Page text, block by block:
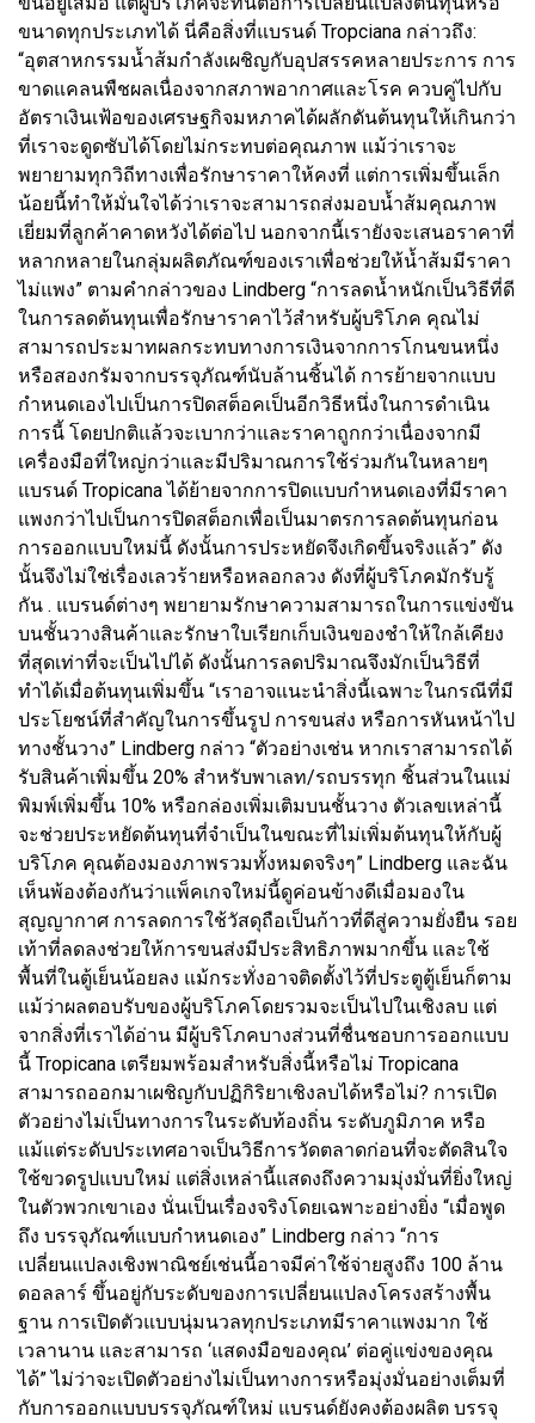
ขนาดทุกประเภทได้ นี่คือสิ่งที่แบรนด์ Tropciana กล่าวถึง:
“อุตสาหกรรมน้ำส้มกำลังเผชิญกับอุปสรรคหลายประการ การ
ขาดแคลนพืชผลเนื่องจากสภาพอากาศและโรค ควบคู่ไปกับ
อัตราเงินเฟ้อของเศรษฐกิจมหภาคได้ผลักดันต้นทุนให้เกินกว่า
ที่เราจะดูดซับได้โดยไม่กระทบต่อคุณภาพ แม้ว่าเราจะ
พยายามทุกวิถีทางเพื่อรักษาราคาให้คงที่ แต่การเพิ่มขึ้นเล็ก
น้อยนี้ทำให้มั่นใจได้ว่าเราจะสามารถส่งมอบน้ำส้มคุณภาพ
เยี่ยมที่ลูกค้าคาดหวังได้ต่อไป นอกจากนี้เรายังจะเสนอราคาที่
หลากหลายในกลุ่มผลิตภัณฑ์ของเราเพื่อช่วยให้น้ำส้มมีราคา
ไม่แพง” ตามคำกล่าวของ Lindberg “การลดน้ำหนักเป็นวิธีที่ดี
ในการลดต้นทุนเพื่อรักษาราคาไว้สำหรับผู้บริโภค คุณไม่
สามารถประมาทผลกระทบทางการเงินจากการโกนขนหนึ่ง
หรือสองกรัมจากบรรจุภัณฑ์นับล้านชิ้นได้ การย้ายจากแบบ
กำหนดเองไปเป็นการปิดสต็อคเป็นอีกวิธีหนึ่งในการดำเนิน
การนี้ โดยปกติแล้วจะเบากว่าและราคาถูกกว่าเนื่องจากมี
เครื่องมือที่ใหญ่กว่าและมีปริมาณการใช้ร่วมกันในหลายๆ
แบรนด์ Tropicana ได้ย้ายจากการปิดแบบกำหนดเองที่มีราคา
แพงกว่าไปเป็นการปิดสต็อกเพื่อเป็นมาตรการลดต้นทุนก่อน
การออกแบบใหม่นี้ ดังนั้นการประหยัดจึงเกิดขึ้นจริงแล้ว” ดัง
นั้นจึงไม่ใช่เรื่องเลวร้ายหรือหลอกลวง ดังที่ผู้บริโภคมักรับรู้
กัน . แบรนด์ต่างๆ พยายามรักษาความสามารถในการแข่งขัน
บนชั้นวางสินค้าและรักษาใบเรียกเก็บเงินของชำให้ใกล้เคียง
ที่สุดเท่าที่จะเป็นไปได้ ดังนั้นการลดปริมาณจึงมักเป็นวิธีที่
ทำได้เมื่อต้นทุนเพิ่มขึ้น “เราอาจแนะนำสิ่งนี้เฉพาะในกรณีที่มี
ประโยชน์ที่สำคัญในการขึ้นรูป การขนส่ง หรือการหันหน้าไป
ทางชั้นวาง” Lindberg กล่าว “ตัวอย่างเช่น หากเราสามารถได้
รับสินค้าเพิ่มขึ้น 20% สำหรับพาเลท/รถบรรทุก ชิ้นส่วนในแม่
พิมพ์เพิ่มขึ้น 10% หรือกล่องเพิ่มเติมบนชั้นวาง ตัวเลขเหล่านี้
จะช่วยประหยัดต้นทุนที่จำเป็นในขณะที่ไม่เพิ่มต้นทุนให้กับผู้
บริโภค คุณต้องมองภาพรวมทั้งหมดจริงๆ” Lindberg และฉัน
เห็นพ้องต้องกันว่าแพ็คเกจใหม่นี้ดูค่อนข้างดีเมื่อมองใน
สุญญากาศ การลดการใช้วัสดุถือเป็นก้าวที่ดีสู่ความยั่งยืน รอย
เท้าที่ลดลงช่วยให้การขนส่งมีประสิทธิภาพมากขึ้น และใช้
พื้นที่ในตู้เย็นน้อยลง แม้กระทั่งอาจติดตั้งไว้ที่ประตูตู้เย็นก็ตาม
แม้ว่าผลตอบรับของผู้บริโภคโดยรวมจะเป็นไปในเชิงลบ แต่
จากสิ่งที่เราได้อ่าน มีผู้บริโภคบางส่วนที่ชื่นชอบการออกแบบ
นี้ Tropicana เตรียมพร้อมสำหรับสิ่งนี้หรือไม่ Tropicana
สามารถออกมาเผชิญกับปฏิกิริยาเชิงลบได้หรือไม่? การเปิด
ตัวอย่างไม่เป็นทางการในระดับท้องถิ่น ระดับภูมิภาค หรือ
แม้แต่ระดับประเทศอาจเป็นวิธีการวัดตลาดก่อนที่จะตัดสินใจ
ใช้ขวดรูปแบบใหม่ แต่สิ่งเหล่านี้แสดงถึงความมุ่งมั่นที่ยิ่งใหญ่
ในตัวพวกเขาเอง นั่นเป็นเรื่องจริงโดยเฉพาะอย่างยิ่ง “เมื่อพูด
ถึง บรรจุภัณฑ์แบบกำหนดเอง” Lindberg กล่าว “การ
เปลี่ยนแปลงเชิงพาณิชย์เช่นนี้อาจมีค่าใช้จ่ายสูงถึง 100 ล้าน
ดอลลาร์ ขึ้นอยู่กับระดับของการเปลี่ยนแปลงโครงสร้างพื้น
ฐาน การเปิดตัวแบบนุ่มนวลทุกประเภทมีราคาแพงมาก ใช้
เวลานาน และสามารถ ‘แสดงมือของคุณ’ ต่อคู่แข่งของคุณ
ได้” ไม่ว่าจะเปิดตัวอย่างไม่เป็นทางการหรือมุ่งมั่นอย่างเต็มที่
กับการออกแบบบรรจุภัณฑ์ใหม่ แบรนด์ยังคงต้องผลิต บรรจุ